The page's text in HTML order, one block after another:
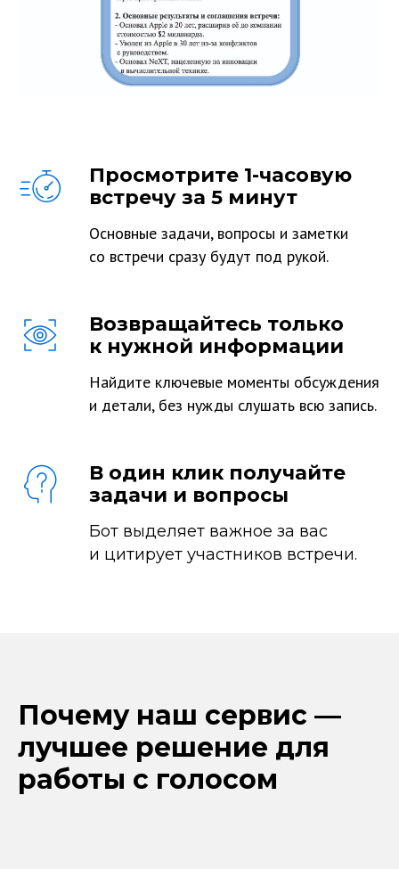
Просмотрите 1-часовую
встречу за 5 минут
Основные задачи, вопросы и заметки
со встречи сразу будут под рукой.
Возвращайтесь только
к нужной информации
Найдите ключевые моменты обсуждения
и детали, без нужды слушать всю запись.
В один клик получайте
задачи и вопросы
Бот выделяет важное за вас
и цитирует участников встречи.
Почему наш сервис —
лучшее решение для
работы с голосом